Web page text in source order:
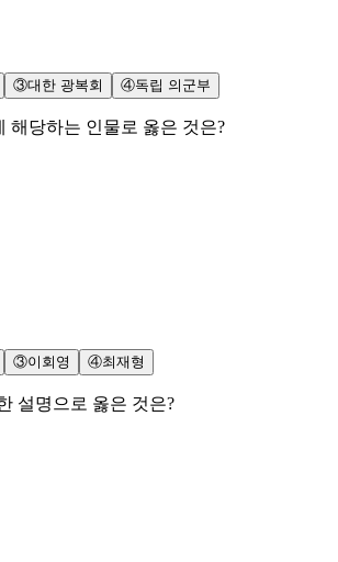
③대한 광복회 ④독립 의군부
해당하는 인물로 옳은 것은?
③이회영 ④최재형
설명으로 옳은 것은?